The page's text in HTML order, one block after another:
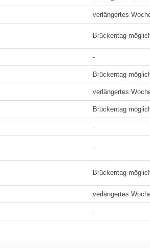
verlängertes
Brückentag
-
Brückentag
verlängertes
Brückentag
-
-
Brückentag
verlängertes
-